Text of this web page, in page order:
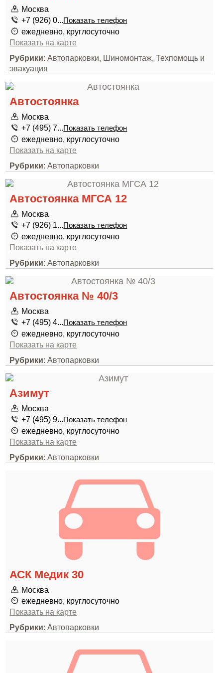
Москва
+7 (926) 0...Показать телефон
ежедневно, круглосуточно
Показать на карте
Рубрики: Автопарковки, Шиномонтаж, Техпомощь и
эвакуация
Автостоянка
Москва
+7 (495) 7...Показать телефон
ежедневно, круглосуточно
Показать на карте
Рубрики: Автопарковки
Автостоянка МГСА 12
Москва
+7 (926) 1...Показать телефон
ежедневно, круглосуточно
Показать на карте
Рубрики: Автопарковки
Автостоянка № 40/3
Москва
+7 (495) 4...Показать телефон
ежедневно, круглосуточно
Показать на карте
Рубрики: Автопарковки
Азимут
Москва
+7 (495) 9...Показать телефон
ежедневно, круглосуточно
Показать на карте
Рубрики: Автопарковки
АСК Медик 30
Москва
ежедневно, круглосуточно
Показать на карте
Рубрики: Автопарковки